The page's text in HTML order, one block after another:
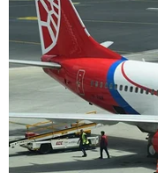
Giá vàng ngày 6/8:
công ty vàng bạc
06/08/2026 01:54